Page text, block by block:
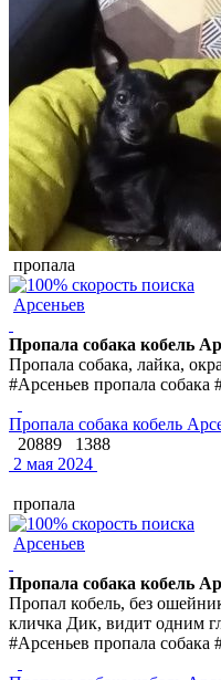
пропала
Арсеньев
Пропала собака кобель
Пропала собака, лайка,
#Арсеньев пропала собака
Пропала собака кобель
20889
1388
2 мая 2024
пропала
Арсеньев
Пропала собака кобель
Пропал кобель, без
кличка Дик, видит одним
#Арсеньев пропала собака